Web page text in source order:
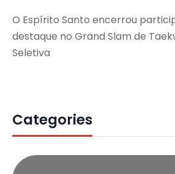
O Espírito Santo encerrou
destaque no Grand Slam de
Seletiva
Categories